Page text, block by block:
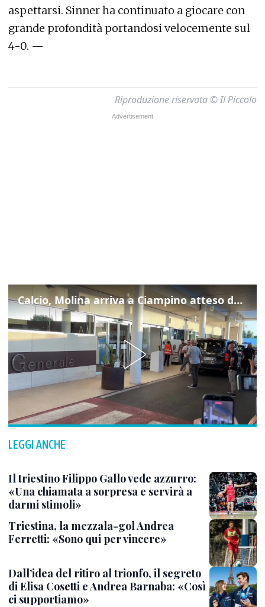
aspettarsi. Sinner ha continuato a giocare con
grande profondità portandosi velocemente sul
4-0. —
Riproduzione riservata © Il Piccolo
Calcio, Molina arriva a Ciampino atteso dalla Roma
LEGGI ANCHE
Il triestino Filippo Gallo vede azzurro:
«Una chiamata a sorpresa e servirà a
darmi stimoli»
Triestina, la mezzala-gol Andrea
Ferretti: «Sono qui per vincere»
Dall’idea del ritiro al trionfo, il segreto
di Elisa Cosetti e Andrea Barnaba: «Così
ci supportiamo»